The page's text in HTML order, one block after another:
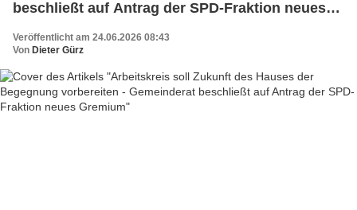
beschließt auf Antrag der SPD-Fraktion neues
Veröffentlicht am 24.06.2026 08:43
Von Dieter Gürz